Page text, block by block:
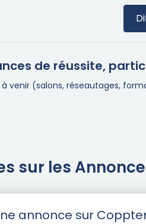
de réussite,
venir (salons, réseautages,
sur les
annonce sur